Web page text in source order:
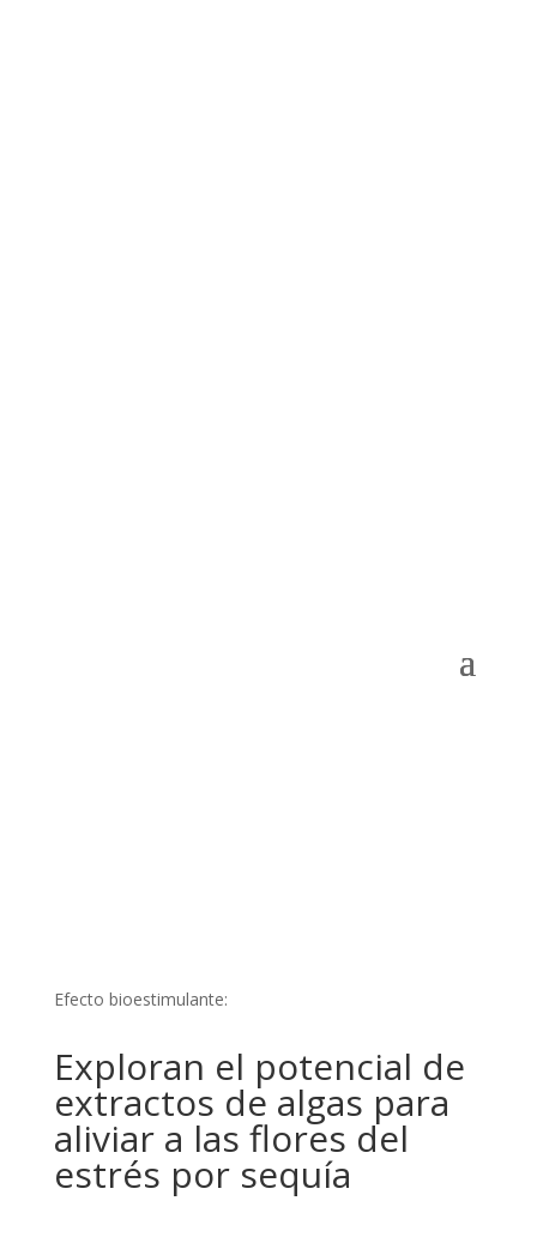
Efecto bioestimulante:
Exploran el potencial de
extractos de algas para
aliviar a las flores del
estrés por sequía